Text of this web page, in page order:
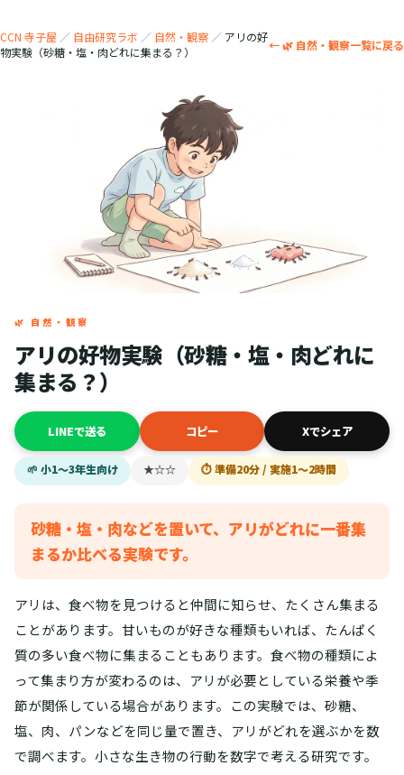
CCN 寺子屋 ／ 自由研究ラボ ／ 自然・観察 ／ アリの好
物実験（砂糖・塩・肉どれに集まる？）
← 🌿 自然・観察一覧に戻る
🌿 自然・観察
アリの好物実験（砂糖・塩・肉どれに
集まる？）
LINEで送る コピー Xでシェア
🌱 小1〜3年生向け ★☆☆ ⏱ 準備20分 / 実施1〜2時間
砂糖・塩・肉などを置いて、アリがどれに一番集
まるか比べる実験です。
アリは、食べ物を見つけると仲間に知らせ、たくさん集まる
ことがあります。甘いものが好きな種類もいれば、たんぱく
質の多い食べ物に集まることもあります。食べ物の種類によ
って集まり方が変わるのは、アリが必要としている栄養や季
節が関係している場合があります。この実験では、砂糖、
塩、肉、パンなどを同じ量で置き、アリがどれを選ぶかを数
で調べます。小さな生き物の行動を数字で考える研究です。